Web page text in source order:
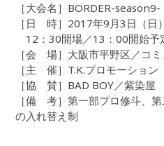
［大会名］BORDER-
［日 時］2017年9月3日（日）
12：30開場／13：00開始予
［会 場］大阪市平野区／コ
［主 催］T.K.プロモーショ
［協 賛］BAD BOY／紫染屋
［備 考］第一部プロ修斗、
の入れ替え制